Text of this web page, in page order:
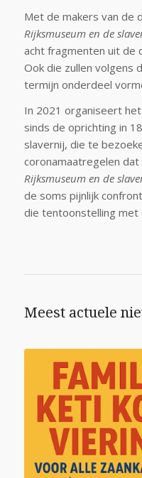
Met de makers van de
Rijksmuseum en de
acht fragmenten uit de
Ook die zullen volgens
termijn onderdeel
In 2021 organiseert
sinds de oprichting in
slavernij, die te
coronamaatregelen
Rijksmuseum en de
de soms pijnlijk
die tentoonstelling met
Meest actuele